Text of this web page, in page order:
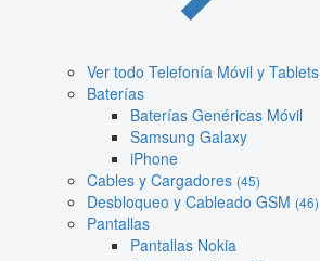
Ver todo Telefonía Móvil y Tablets
Baterías
Baterías Genéricas Móvil
Samsung Galaxy
iPhone
Cables y Cargadores (45)
Desbloqueo y Cableado GSM (46)
Pantallas
Pantallas Nokia